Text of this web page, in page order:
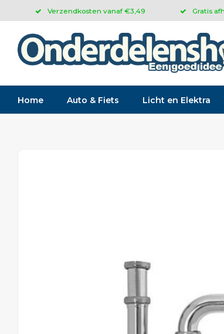
Verzendkosten vanaf €3,49 Gratis
Home Auto & Fiets Licht en Elektra